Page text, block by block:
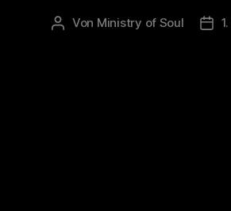
Beitragsautor
Von Ministry of Soul